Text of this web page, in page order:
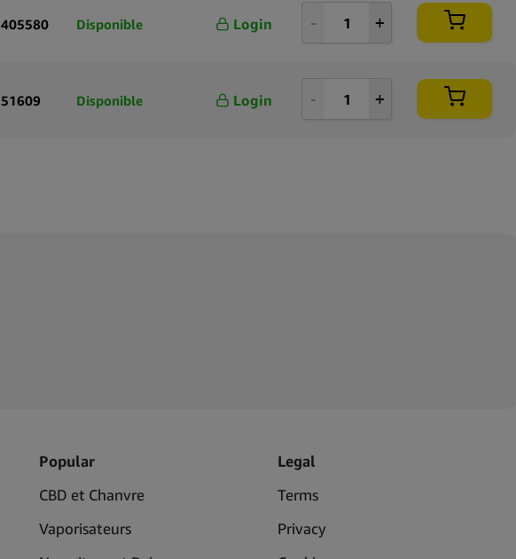
405580 Disponible Login
51609 Disponible Login
Popular
CBD et Chanvre
Vaporisateurs
Legal
Terms
Privacy